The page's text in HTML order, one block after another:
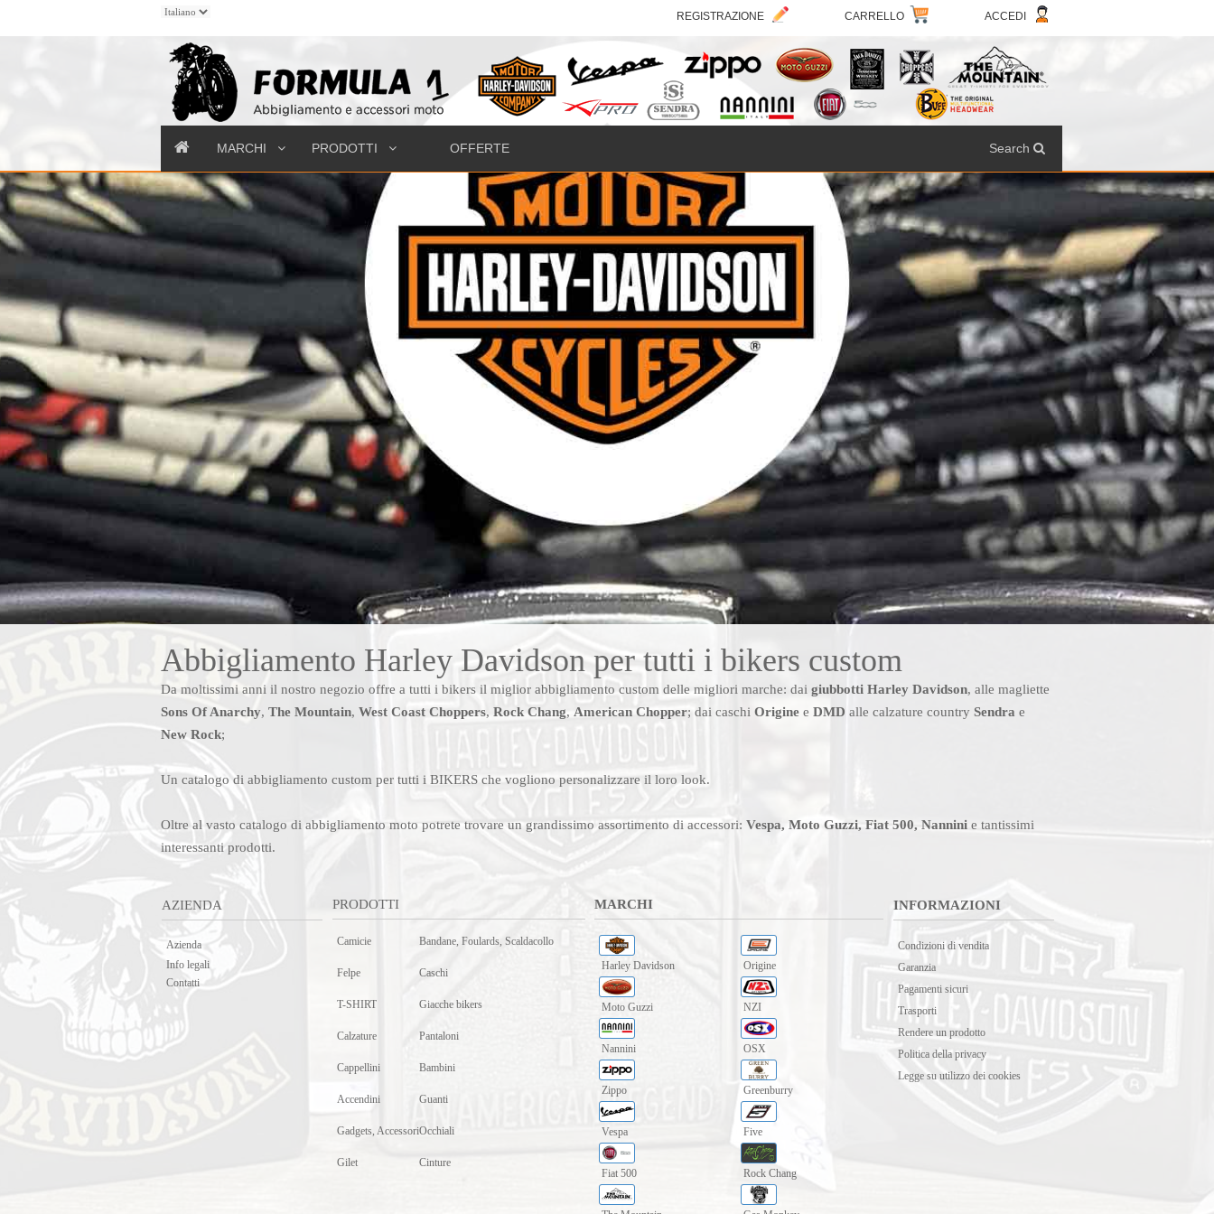
ACCEDI
CARRELLO
REGISTRAZIONE
MARCHI PRODOTTI OFFERTE Search
Abbigliamento Harley Davidson per tutti i bikers custom
Da moltissimi anni il nostro negozio offre a tutti i bikers il miglior abbigliamento custom delle migliori marche: dai giubbotti Harley Davidson, alle magliette
Sons Of Anarchy, The Mountain, West Coast Choppers, Rock Chang, American Chopper; dai caschi Origine e DMD alle calzature country Sendra e
New Rock;
Un catalogo di abbigliamento custom per tutti i BIKERS che vogliono personalizzare il loro look.
Oltre al vasto catalogo di abbigliamento moto potrete trovare un grandissimo assortimento di accessori: Vespa, Moto Guzzi, Fiat 500, Nannini e tantissimi
interessanti prodotti.
AZIENDA
Azienda
Info legali
Contatti
PRODOTTI
Camicie Bandane, Foulards, Scaldacollo
Felpe Caschi
T-SHIRT Giacche bikers
Calzature Pantaloni
Cappellini Bambini
Accendini Guanti
Gadgets, AccessoriOcchiali
Gilet Cinture
MARCHI
Harley Davidson Origine
Moto Guzzi NZI
Nannini OSX
Zippo Greenburry
Vespa Five
Fiat 500 Rock Chang
INFORMAZIONI
Condizioni di vendita
Garanzia
Pagamenti sicuri
Trasporti
Rendere un prodotto
Politica della privacy
Legge su utilizzo dei cookies